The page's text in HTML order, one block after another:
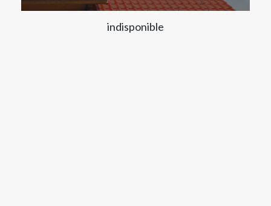
indisponible